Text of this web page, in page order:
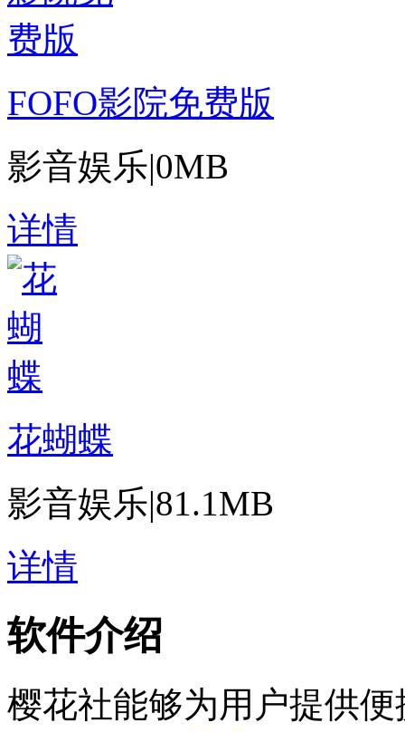
FOFO影院免费版
影音娱乐|0MB
详情
花蝴蝶
影音娱乐|81.1MB
详情
软件介绍
樱花社能够为用户提供便